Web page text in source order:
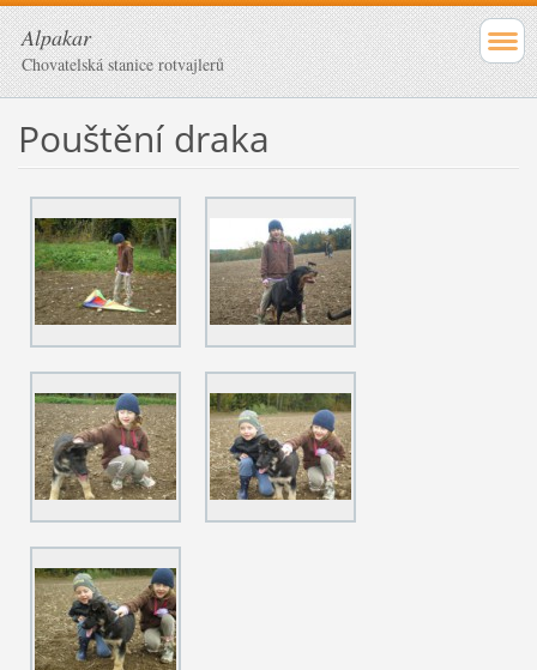
Alpakar
Chovatelská stanice rotvajlerů
Pouštění draka